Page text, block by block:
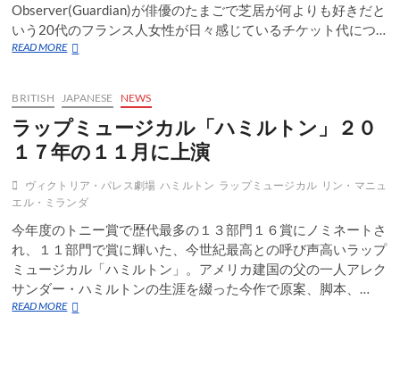
Observer(Guardian)が俳優のたまごで芝居が何よりも好きだと
いう20代のフランス人女性が日々感じているチケット代につ…
READ MOREウ
ト
エ
ン
ド
の
ケ
ッ
ト
の
値
上
が
り
BRITISH JAPANESE NEWS
ラップミュージカル「ハミルトン」２０
１７年の１１月に上演
ヴィクトリア・パレス劇場 ハミルトン ラップミュージカル リン・マニュ
エル・ミランダ
今年度のトニー賞で歴代最多の１３部門１６賞にノミネートさ
れ、１１部門で賞に輝いた、今世紀最高との呼び声高いラップ
ミュージカル「ハミルトン」。アメリカ建国の父の一人アレク
サンダー・ハミルトンの生涯を綴った今作で原案、脚本、…
READ MOREラ